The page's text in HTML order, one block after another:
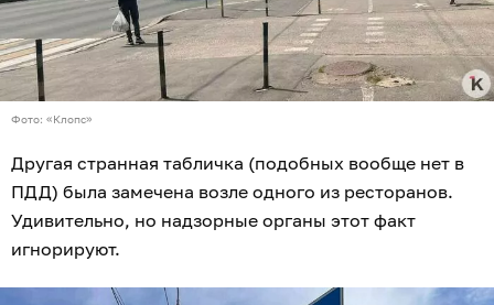
Фото: «Клопс»
Другая странная табличка (подобных вообще нет в
ПДД) была замечена возле одного из ресторанов.
Удивительно, но надзорные органы этот факт
игнорируют.